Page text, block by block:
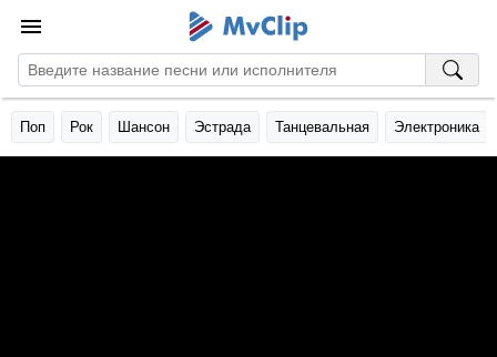
Поп Рок Шансон Эстрада Танцевальная Электроника